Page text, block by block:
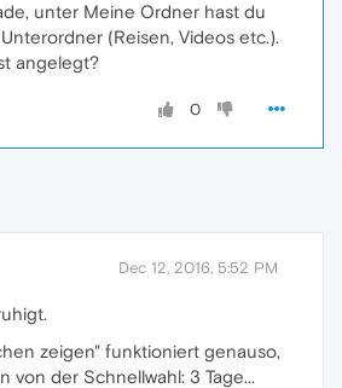
unter Meine Ordner hast du
(Reisen, Videos etc.).
angelegt?
0
Dec 12, 2016, 5:52 PM
zeigen" funktioniert genauso,
von der Schnellwahl: 3 Tage...